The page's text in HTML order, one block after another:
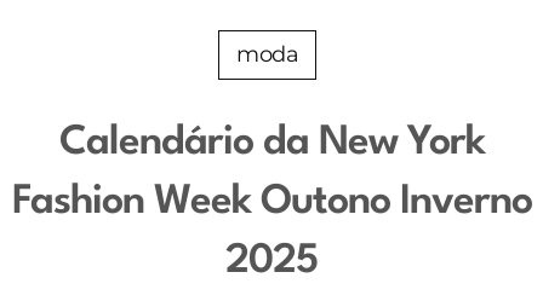
moda
Calendário da New York
Fashion Week Outono Inverno
2025